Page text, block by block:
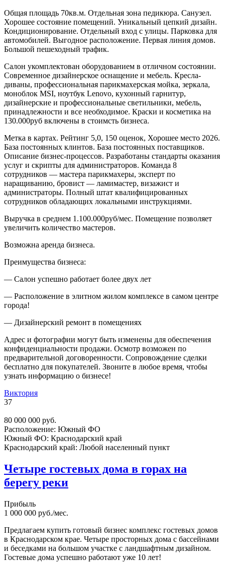
Общая площадь 70кв.м. Отдельная зона педикюра. Санузел.
Хорошее состояние помещений. Уникальный цепкий дизайн.
Кондиционирование. Отдельный вход с улицы. Парковка для
автомобилей. Выгодное расположение. Первая линия домов.
Большой пешеходный трафик.
Салон укомплектован оборудованием в отличном состоянии.
Современное дизайнерское оснащение и мебель. Кресла-
диваны, профессиональная парикмахерская мойка, зеркала,
моноблок MSI, ноутбук Lenovo, кухонный гарнитур,
дизайнерские и профессиональные светильники, мебель,
принадлежности и все необходимое. Краски и косметика на
130.000руб включены в стоимсть бизнеса.
Метка в картах. Рейтинг 5,0, 150 оценок, Хорошее место 2026.
База постоянных клинтов. База постоянных поставщиков.
Описание бизнес-процессов. Разработаны стандарты оказания
услуг и скрипты для администраторов. Команда 8
сотрудников — мастера парикмахеры, эксперт по
наращиванию, бровист — ламимастер, визажист и
администраторы. Полный штат квалифицированных
сотрудников обладающих локальными инструкциями.
Выручка в среднем 1.100.000руб/мес. Помещение позволяет
увеличить количество мастеров.
Возможна аренда бизнеса.
Преимущества бизнеса:
— Салон успешно работает более двух лет
— Расположение в элитном жилом комплексе в самом центре
города!
— Дизайнерский ремонт в помещениях
Адрес и фотографии могут быть изменены для обеспечения
конфиденциальности продажи. Осмотр возможен по
предварительной договоренности. Сопровождение сделки
бесплатно для покупателей. Звоните в любое время, чтобы
узнать информацию о бизнесе!
Виктория
37
80 000 000 руб.
Расположение: Южный ФО
Южный ФО: Краснодарский край
Краснодарский край: Любой населенный пункт
Четыре гостевых дома в горах на
берегу реки
Прибыль
1 000 000 руб./мес.
Предлагаем купить готовый бизнес комплекс гостевых домов
в Краснодарском крае. Четыре просторных дома с бассейнами
и беседками на большом участке с ландшафтным дизайном.
Гостевые дома успешно работают уже 10 лет!